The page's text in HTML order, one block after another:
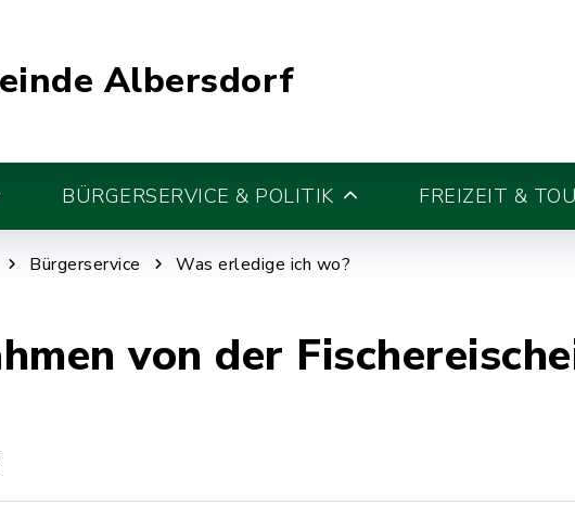
Albersdorf
BÜRGERSERVICE & POLITIK FREIZEIT &
Bürgerservice Was erledige ich wo?
von der